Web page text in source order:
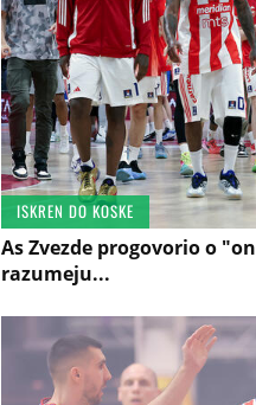
ISKREN DO KOSKE
As Zvezde progovorio o
razumeju...